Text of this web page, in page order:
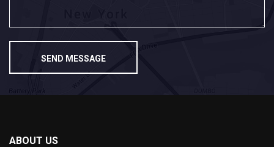
SEND MESSAGE
ABOUT US